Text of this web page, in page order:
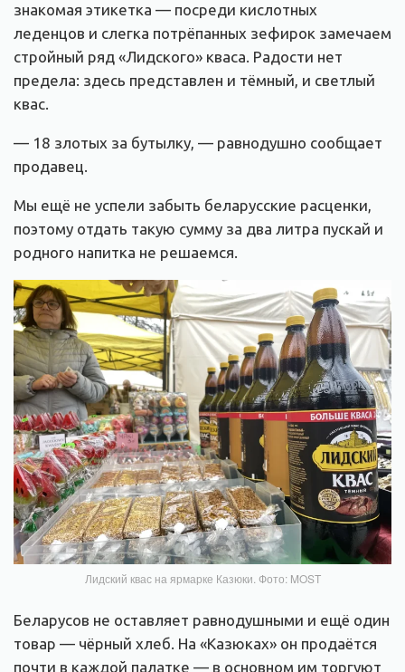
знакомая этикетка — посреди кислотных
леденцов и слегка потрёпанных зефирок замечаем
стройный ряд «Лидского» кваса. Радости нет
предела: здесь представлен и тёмный, и светлый
квас.
— 18 злотых за бутылку, — равнодушно сообщает
продавец.
Мы ещё не успели забыть беларусские расценки,
поэтому отдать такую сумму за два литра пускай и
родного напитка не решаемся.
Лидский квас на ярмарке Казюки. Фото: MOST
Беларусов не оставляет равнодушными и ещё один
товар — чёрный хлеб. На «Казюках» он продаётся
почти в каждой палатке — в основном им торгуют